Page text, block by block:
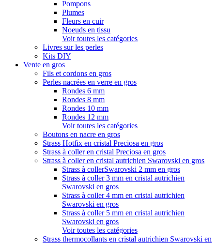
Pompons
Plumes
Fleurs en cuir
Noeuds en tissu
Voir toutes les catégories
Livres sur les perles
Kits DIY
Vente en gros
Fils et cordons en gros
Perles nacrées en verre en gros
Rondes 6 mm
Rondes 8 mm
Rondes 10 mm
Rondes 12 mm
Voir toutes les catégories
Boutons en nacre en gros
Strass Hotfix en cristal Preciosa en gros
Strass à coller en cristal Preciosa en gros
Strass à coller en cristal autrichien Swarovski en gros
Strass à collerSwarovski 2 mm en gros
Strass à coller 3 mm en cristal autrichien
Swarovski en gros
Strass à coller 4 mm en cristal autrichien
Swarovski en gros
Strass à coller 5 mm en cristal autrichien
Swarovski en gros
Voir toutes les catégories
Strass thermocollants en cristal autrichien Swarovski en